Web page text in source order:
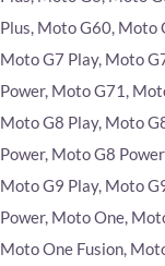
Plus, Moto G60, Moto
Moto G7 Play, Moto
Power, Moto G71,
Moto G8 Play, Moto
Power, Moto G8
Moto G9 Play, Moto
Power, Moto One,
Moto One Fusion,